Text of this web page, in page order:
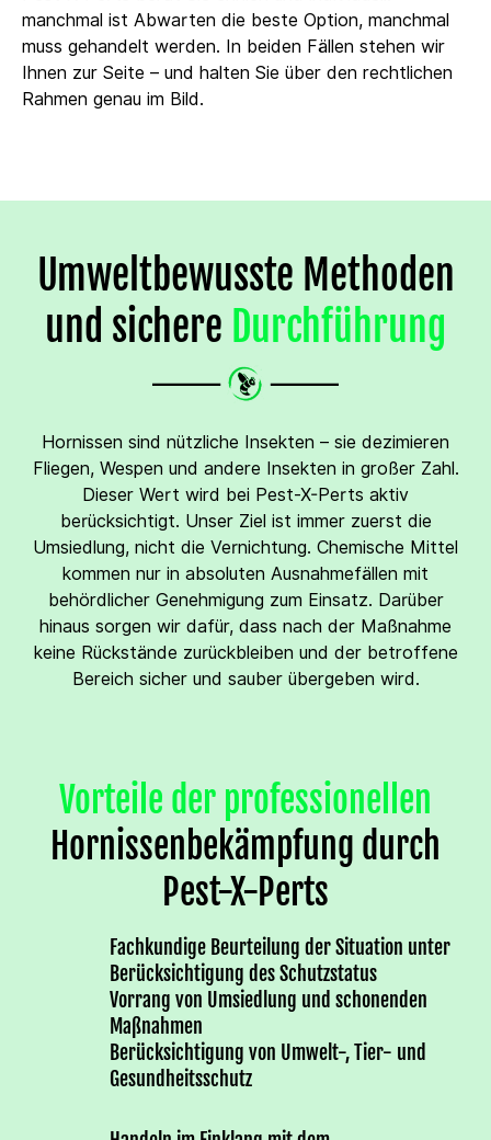
manchmal ist Abwarten die beste Option, manchmal
muss gehandelt werden. In beiden Fällen stehen wir
Ihnen zur Seite – und halten Sie über den rechtlichen
Rahmen genau im Bild.
Umweltbewusste Methoden
und sichereDurchführung
Hornissen sind nützliche Insekten – sie dezimieren
Fliegen, Wespen und andere Insekten in großer Zahl.
Dieser Wert wird bei Pest-X-Perts aktiv
berücksichtigt. Unser Ziel ist immer zuerst die
Umsiedlung, nicht die Vernichtung. Chemische Mittel
kommen nur in absoluten Ausnahmefällen mit
behördlicher Genehmigung zum Einsatz. Darüber
hinaus sorgen wir dafür, dass nach der Maßnahme
keine Rückstände zurückbleiben und der betroffene
Bereich sicher und sauber übergeben wird.
Vorteile der professionellen
Hornissenbekämpfung durch
Pest-X-Perts
Fachkundige Beurteilung der Situation unter
Berücksichtigung des Schutzstatus
Vorrang von Umsiedlung und schonenden
Maßnahmen
Berücksichtigung von Umwelt-, Tier- und
Gesundheitsschutz